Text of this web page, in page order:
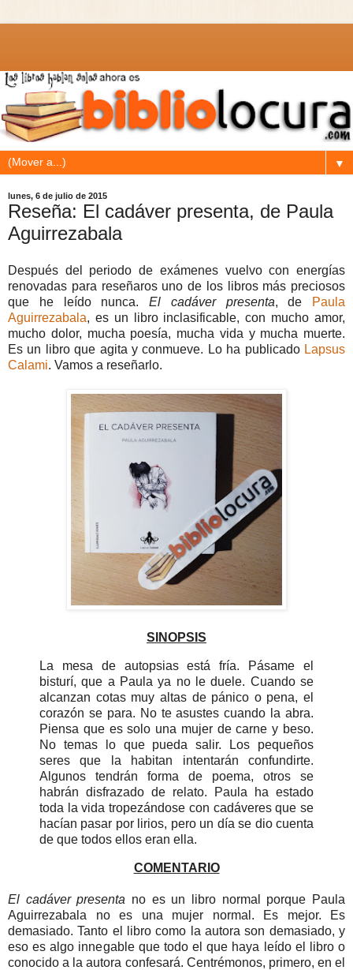
▼
lunes, 6 de julio de 2015
Reseña: El cadáver presenta, de Paula
Aguirrezabala
Después del periodo de exámenes vuelvo con energías
renovadas para reseñaros uno de los libros más preciosos
que he leído nunca. El cadáver presenta, de
Paula
Aguirrezabala, es un libro inclasificable, con mucho amor,
mucho dolor, mucha poesía, mucha vida y mucha muerte.
Es un libro que agita y conmueve. Lo ha publicado Lapsus
Calami. Vamos a reseñarlo.
SINOPSIS
La mesa de autopsias está fría. Pásame el
bisturí, que a Paula ya no le duele. Cuando se
alcanzan cotas muy altas de pánico o pena, el
corazón se para. No te asustes cuando la abra.
Piensa que es solo una mujer de carne y beso.
No temas lo que pueda salir. Los pequeños
seres que la habitan intentarán confundirte.
Algunos tendrán forma de poema, otros se
habrán disfrazado de relato. Paula ha estado
toda la vida tropezándose con cadáveres que se
hacían pasar por lirios, pero un día se dio cuenta
de que todos ellos eran ella.
COMENTARIO
El cadáver presenta no es un libro normal porque Paula
Aguirrezabala no es una mujer normal. Es mejor. Es
demasiado. Tanto el libro como la autora son demasiado, y
eso es algo innegable que todo el que haya leído el libro o
conocido a la autora confesará. Centrémonos, primero, en el